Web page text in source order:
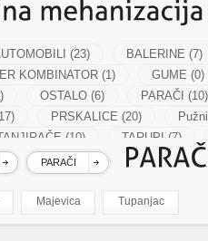
(23)
BALERINE (7)
KOMBINATOR (1)
GUME (0)
OSTALO (6)
PARAČI (10)
PRSKALICE (20)
(10)
TARUPI (7)
PARAČI
Majevica Tupanjac